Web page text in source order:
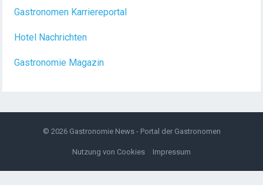
Gastronomen Karriereportal
Hotel Nachrichten
Gastronomie Magazin
© 2026 Gastronomie News - Portal der Gastronomen
Nutzung von Cookies Impressum